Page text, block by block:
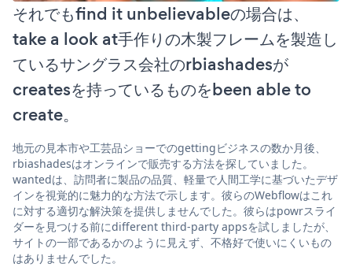
それでもfind it unbelievableの場合は、
take a look at手作りの木製フレームを製造し
ているサングラス会社のrbiashadesが
createsを持っているものをbeen able to
create。
地元の見本市や工芸品ショーでのgettingビジネスの数か月後、
rbiashadesはオンラインで販売する方法を探していました。
wantedは、訪問者に製品の品質、軽量で人間工学に基づいたデザ
インを視覚的に魅力的な方法で示します。彼らのWebflowはこれ
に対する適切な解決策を提供しませんでした。彼らはpowrスライ
ダーを見つける前にdifferent third-party appsを試しましたが、
サイトの一部であるかのように見えず、不格好で使いにくいもの
はありませんでした。